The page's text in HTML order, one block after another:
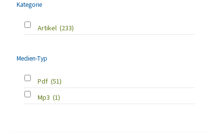
Kategorie
Artikel (233)
Medien-Typ
Pdf (51)
Mp3 (1)